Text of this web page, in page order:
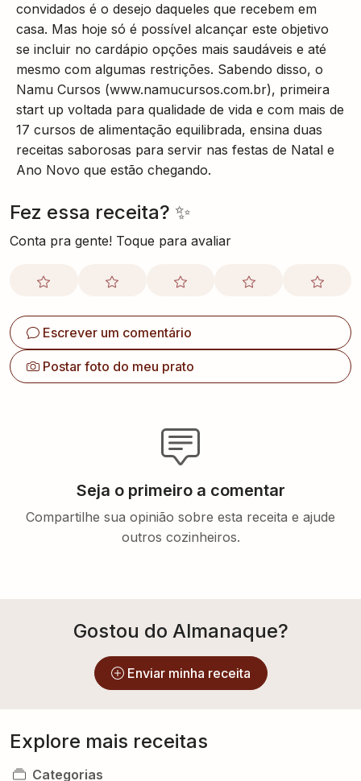
convidados é o desejo daqueles que recebem em
casa. Mas hoje só é possível alcançar este objetivo
se incluir no cardápio opções mais saudáveis e até
mesmo com algumas restrições. Sabendo disso, o
Namu Cursos (www.namucursos.com.br), primeira
start up voltada para qualidade de vida e com mais de
17 cursos de alimentação equilibrada, ensina duas
receitas saborosas para servir nas festas de Natal e
Ano Novo que estão chegando.
Fez essa receita? ✨
Conta pra gente! Toque para avaliar
Escrever um comentário
Postar foto do meu prato
Seja o primeiro a comentar
Compartilhe sua opinião sobre esta receita e ajude
outros cozinheiros.
Gostou do Almanaque?
Enviar minha receita
Explore mais receitas
Categorias